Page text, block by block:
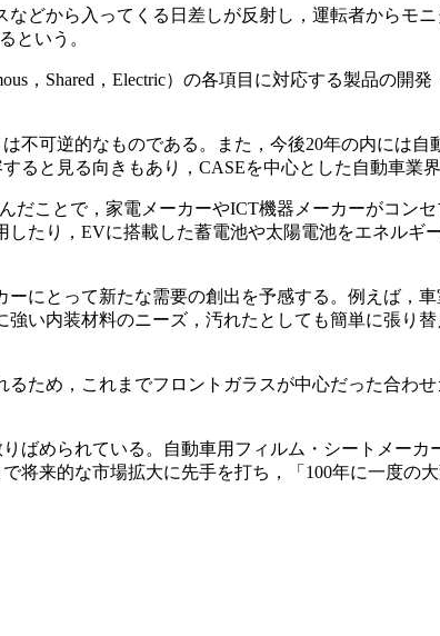
どから入ってくる日差しが反射し，運転者からモ
という。
，Shared，Electric）の各項目に対応する製品の開
不可逆的なものである。また，今後20年の内には
ると見る向きもあり，CASEを中心とした自動車業
ことで，家電メーカーやICT機器メーカーがコンセ
たり，EVに搭載した蓄電池や太陽電池をエネルギ
にとって新たな需要の創出を予感する。例えば，
い内装材料のニーズ，汚れたとしても簡単に張り
ため，これまでフロントガラスが中心だった合わ
められている。自動車用フィルム・シートメーカ
将来的な市場拡大に先手を打ち，「100年に一度の